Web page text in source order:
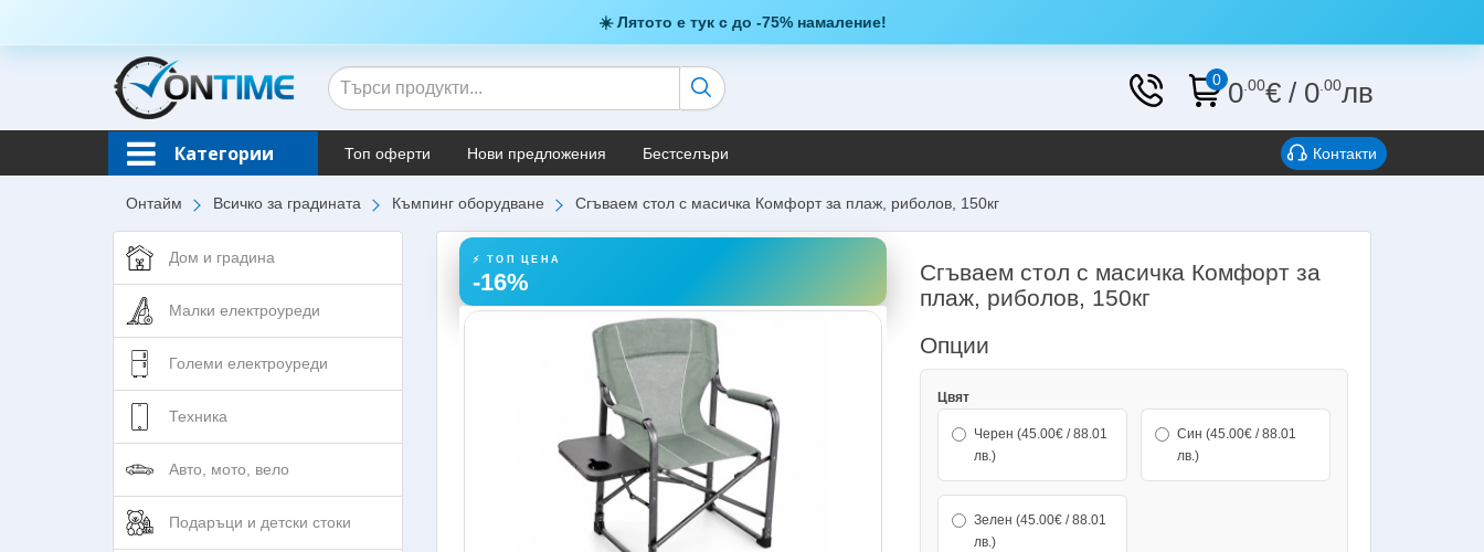
☀️ Лятото е тук с до -75% намаление!
0 0.00€ / 0.00лв
Категории Топ оферти Нови предложения Бестселъри Контакти
Онтайм Всичко за градината Къмпинг оборудване Сгъваем стол с масичка Комфорт за плаж, риболов, 150кг
Дом и градина
Малки електроуреди
Големи електроуреди
Техника
Авто, мото, вело
Подаръци и детски стоки
⚡ ТОП ЦЕНА
-16%
Сгъваем стол с масичка Комфорт за
плаж, риболов, 150кг
Опции
Цвят
Черен (45.00€ / 88.01
лв.)
Син (45.00€ / 88.01
лв.)
Зелен (45.00€ / 88.01
лв.)